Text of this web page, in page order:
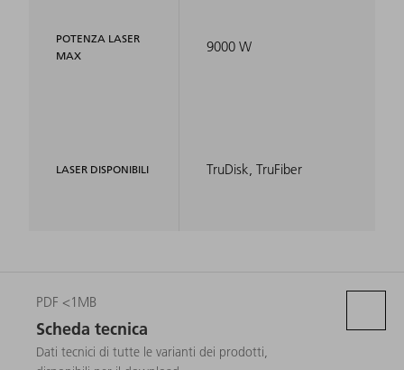
POTENZA LASER
MAX
LASER DISPONIBILI
9000 W
TruDisk, TruFiber
PDF <1MB
Scheda tecnica
Dati tecnici di tutte le varianti dei prodotti,